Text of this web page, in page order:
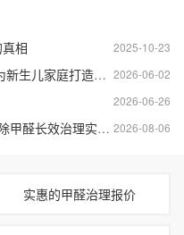
2025-10-23
相
2026-06-02
造安全居住环境吗？
2026-06-26
2026-08-06
长效治理实用干货
实惠的甲醛治理报价